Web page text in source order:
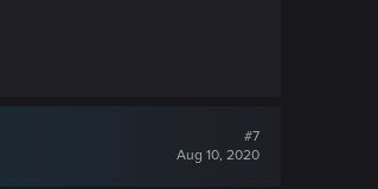
#7
Aug 10, 2020